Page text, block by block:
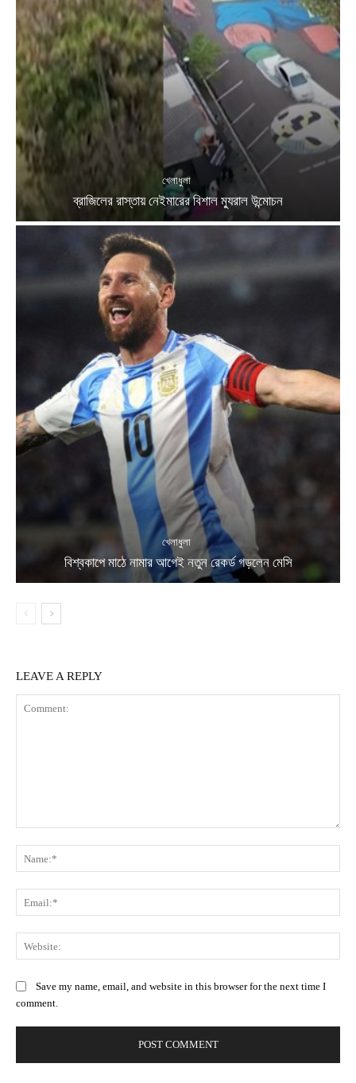
খেলাধুলা
ব্রাজিলের রাস্তায় নেইমারের বিশাল ম্যুরাল উন্মোচন
খেলাধুলা
বিশ্বকাপে মাঠে নামার আগেই নতুন রেকর্ড গড়লেন মেসি
LEAVE A REPLY
Save my name, email, and website in this browser for the next time I
comment.